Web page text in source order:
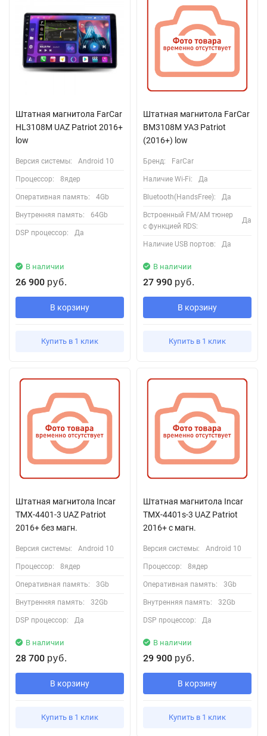
Штатная магнитола FarCar
HL3108M UAZ Patriot 2016+
low
Версия системы: Android 10
Процессор: 8ядер
Оперативная память: 4Gb
Внутренняя память: 64Gb
DSP процессор: Да
В наличии
26 900 руб.
В корзину
Купить в 1 клик
Штатная магнитола FarCar
BM3108M УАЗ Patriot
(2016+) low
Бренд: FarCar
Наличие Wi-Fi: Да
Bluetooth(HandsFree): Да
Встроенный FM/AM тюнер
с функцией RDS:
Да
Наличие USB портов: Да
В наличии
27 990 руб.
В корзину
Купить в 1 клик
Штатная магнитола Incar
TMX-4401-3 UAZ Patriot
2016+ без магн.
Версия системы: Android 10
Процессор: 8ядер
Оперативная память: 3Gb
Внутренняя память: 32Gb
DSP процессор: Да
В наличии
28 700 руб.
В корзину
Купить в 1 клик
Штатная магнитола Incar
TMX-4401s-3 UAZ Patriot
2016+ с магн.
Версия системы: Android 10
Процессор: 8ядер
Оперативная память: 3Gb
Внутренняя память: 32Gb
DSP процессор: Да
В наличии
29 900 руб.
В корзину
Купить в 1 клик